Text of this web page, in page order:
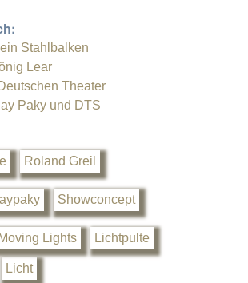
Stahlbalken
Lear
Theater
Paky und DTS
Roland Greil
Showconcept
Moving Lights Lichtpulte
Licht